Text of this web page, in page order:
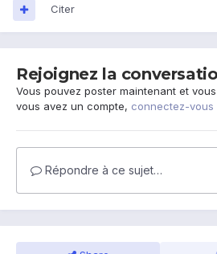
Citer
Rejoignez la
Vous pouvez poster maintenant et
vous avez un compte, connectez-vous
Répondre à ce sujet…